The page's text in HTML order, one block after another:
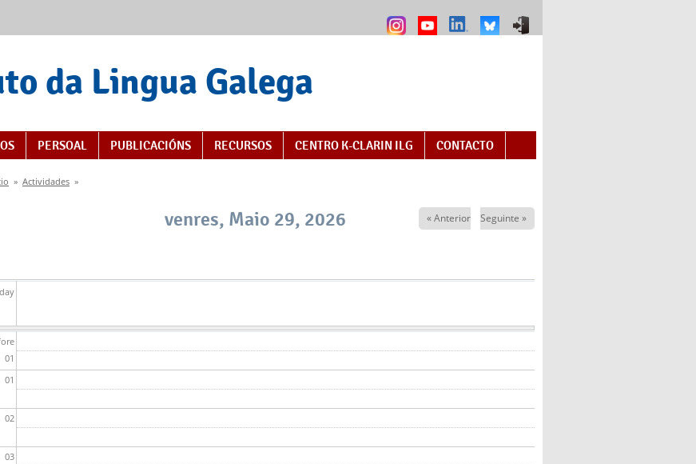
da Lingua Galega
PERSOAL PUBLICACIÓNS RECURSOS CENTRO K-CLARIN ILG CONTACTO
está aquí
» Actividades »
venres, Maio 29, 2026 « Anterior Seguinte »
01
01
02
03